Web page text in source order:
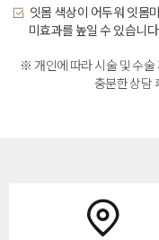
잇몸 색상이 어두워 잇몸
미효과를 높일 수 있습니다.
※ 개인에 따라 시술 및 수술
충분한 상담